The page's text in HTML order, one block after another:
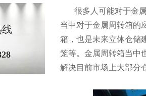
很多人可能对于金属托
当中对于金属周转箱的
箱，也是未来立体仓储
笼等。金属周转箱当中
解决目前市场上大部分仓